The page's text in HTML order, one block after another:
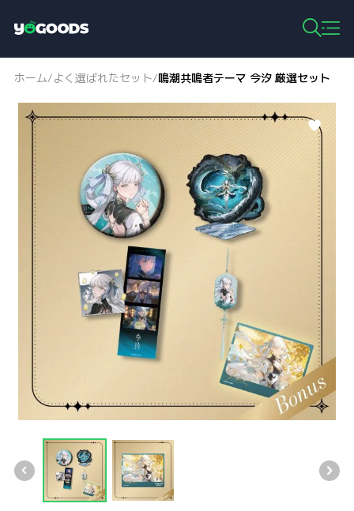
o
g
o
ホーム/よく選ばれたセット/鳴潮共鳴者テーマ 今汐 厳選セット